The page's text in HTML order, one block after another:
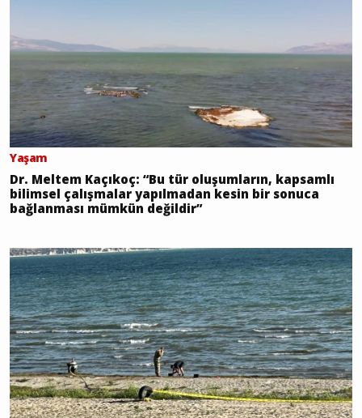
Yaşam
Dr. Meltem Kaçıkoç: “Bu tür oluşumların, kapsamlı
bilimsel çalışmalar yapılmadan kesin bir sonuca
bağlanması mümkün değildir”